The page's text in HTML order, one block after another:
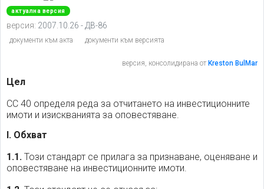
актуална версия
версия: 2007.10.26 - ДВ-86
документи към акта документи към версията
версия, консолидирана от Kreston BulMar
Цел
СС 40 определя реда за отчитането на инвестиционните
имоти и изискванията за оповестяване.
I. Обхват
1.1. Този стандарт се прилага за признаване, оценяване и
оповестяване на инвестиционните имоти.